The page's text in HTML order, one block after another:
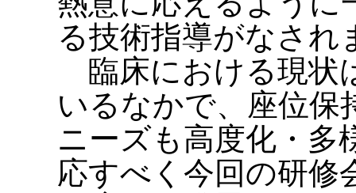
る技術指導がなされ
臨床における現状
いるなかで、座位保
ニーズも高度化・多
応すべく今回の研修